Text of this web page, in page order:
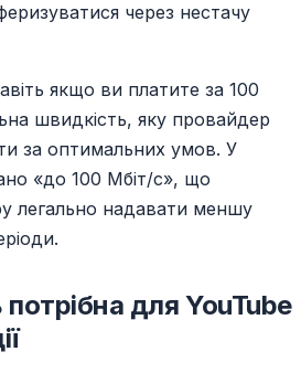
через нестачу
якщо ви платите за 100
швидкість, яку провайдер
за оптимальних умов. У
«до 100 Мбіт/с», що
легально надавати меншу
для YouTube